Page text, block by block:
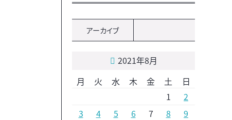
アーカイブ
2021年8月
月
火 水 木 金 土
日
1
2
3
4 5 6 7 8
9